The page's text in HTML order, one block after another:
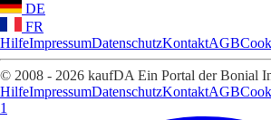
DE
FR
HilfeImpressumDatenschutzKontaktAGB
© 2008 - 2026 kaufDA Ein Portal der Bonial
HilfeImpressumDatenschutzKontaktAGB
1